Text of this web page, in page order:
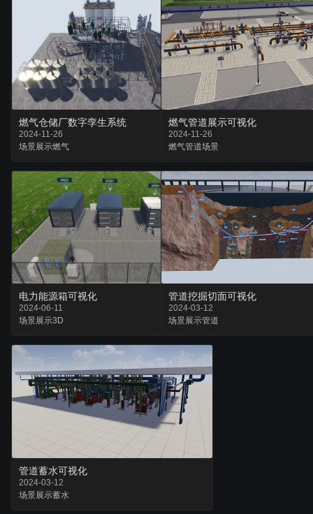
燃气仓储厂数字孪生系统
2024-11-26
场景展示燃气
燃气管道展示可视化
2024-11-26
燃气管道场景
电力能源箱可视化
2024-06-11
场景展示3D
管道挖掘切面可视化
2024-03-12
场景展示管道
管道蓄水可视化
2024-03-12
场景展示蓄水